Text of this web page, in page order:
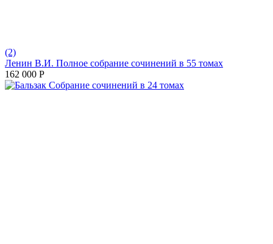
(2)
Ленин В.И. Полное собрание сочинений в 55 томах
162 000 Р